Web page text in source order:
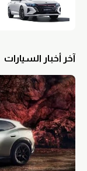
آخر أخبار السيارات